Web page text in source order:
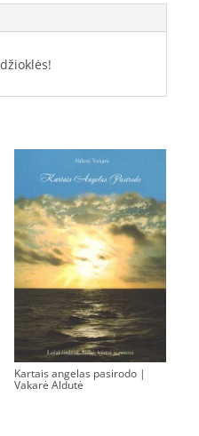
Kartais angelas pasirodo |
Vakarė Aldutė